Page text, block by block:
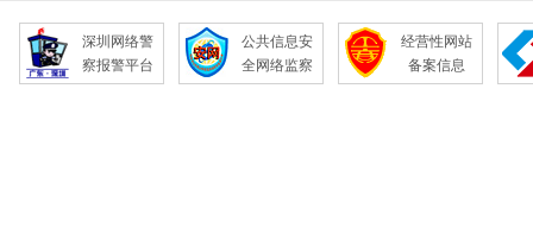
深圳网络警
察报警平台
公共信息安
全网络监察
经营性网站
备案信息